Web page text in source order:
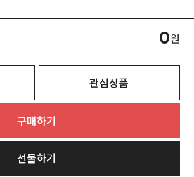
0원
관심상품
구매하기
선물하기